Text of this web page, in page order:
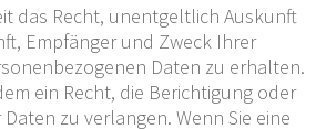
das Recht, unentgeltlich Auskunft
Empfänger und Zweck Ihrer
Daten zu erhalten.
ein Recht, die Berichtigung oder
zu verlangen. Wenn Sie eine